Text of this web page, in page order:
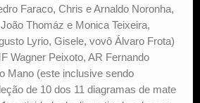
Faraco, Chris e Arnaldo Noronha,
Thomáz e Monica Teixeira,
Lyrio, Gisele, vovô Álvaro Frota)
Wagner Peixoto, AR Fernando
Mano (este inclusive sendo
de 10 dos 11 diagramas de mate